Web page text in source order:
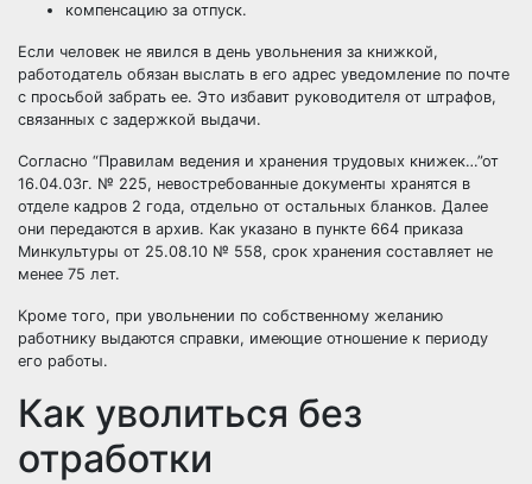
компенсацию за отпуск.
Если человек не явился в день увольнения за книжкой,
работодатель обязан выслать в его адрес уведомление по почте
с просьбой забрать ее. Это избавит руководителя от штрафов,
связанных с задержкой выдачи.
Согласно “Правилам ведения и хранения трудовых книжек…”от
16.04.03г. № 225, невостребованные документы хранятся в
отделе кадров 2 года, отдельно от остальных бланков. Далее
они передаются в архив. Как указано в пункте 664 приказа
Минкультуры от 25.08.10 № 558, срок хранения составляет не
менее 75 лет.
Кроме того, при увольнении по собственному желанию
работнику выдаются справки, имеющие отношение к периоду
его работы.
Как уволиться без
отработки